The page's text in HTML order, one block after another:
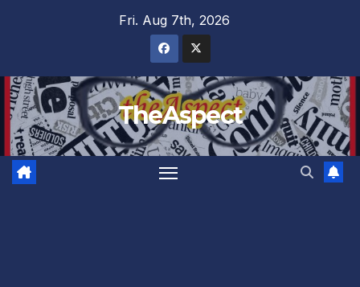
Fri. Aug 7th, 2026
TheAspect